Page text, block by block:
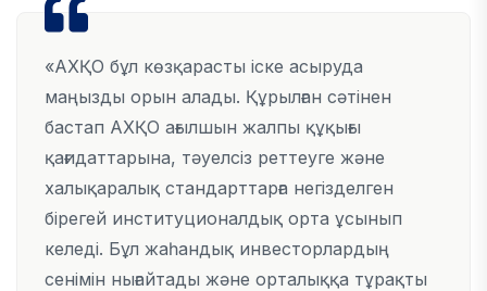
«АХҚО бұл көзқарасты іске асыруда
маңызды орын алады. Құрылған сәтінен
бастап АХҚО ағылшын жалпы құқығы
қағидаттарына, тәуелсіз реттеуге және
халықаралық стандарттарға негізделген
бірегей институционалдық орта ұсынып
келеді. Бұл жаһандық инвесторлардың
сенімін нығайтады және орталыққа тұрақты